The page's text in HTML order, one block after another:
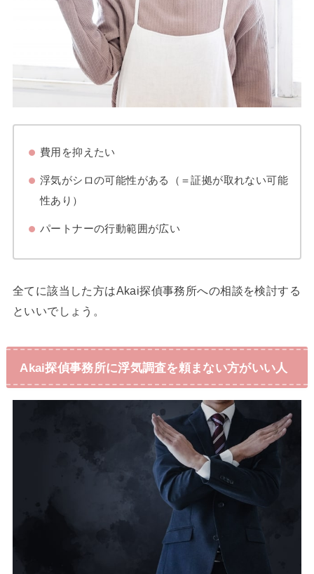
費用を抑えたい
浮気がシロの可能性がある（＝証拠が取れない可能
性あり）
パートナーの行動範囲が広い
全てに該当した方はAkai探偵事務所への相談を検討する
といいでしょう。
Akai探偵事務所に浮気調査を頼まない方がいい人